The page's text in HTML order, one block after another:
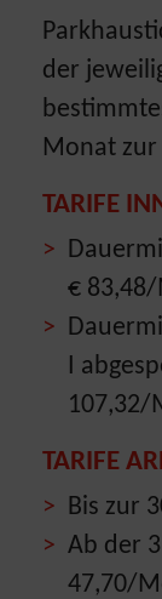
der
Monat zur
TARIFE
€
I
107,32/
TARIFE
Bis zur
Ab der
47,70/